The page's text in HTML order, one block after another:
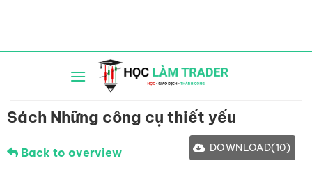
dung
Sách Những công cụ thiết yếu
Back to overview DOWNLOAD(10)